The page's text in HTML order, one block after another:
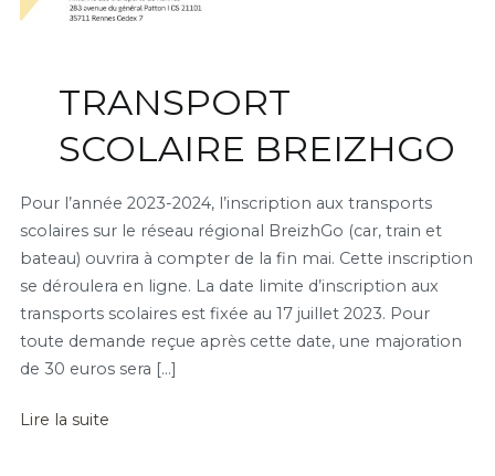
TRANSPORT
SCOLAIRE BREIZHGO
Pour l’année 2023-2024, l’inscription aux transports
scolaires sur le réseau régional BreizhGo (car, train et
bateau) ouvrira à compter de la fin mai. Cette inscription
se déroulera en ligne. La date limite d’inscription aux
transports scolaires est fixée au 17 juillet 2023. Pour
toute demande reçue après cette date, une majoration
de 30 euros sera […]
Lire la suite